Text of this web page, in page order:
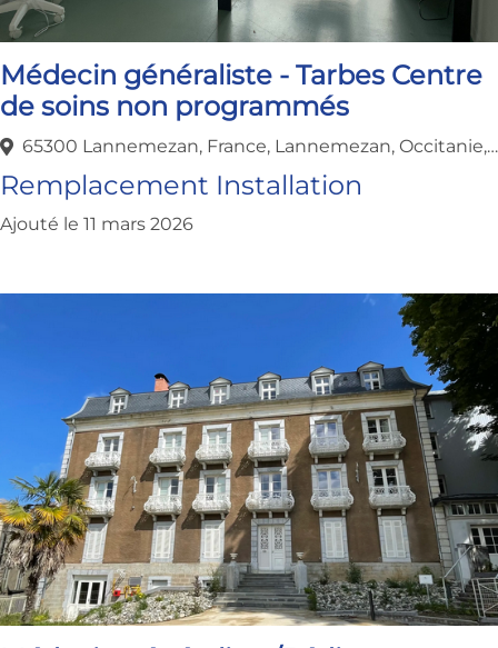
Médecin généraliste - Tarbes Centre
de soins non programmés
65300 Lannemezan, France, Lannemezan, Occitanie, France
Remplacement Installation
Ajouté le 11 mars 2026